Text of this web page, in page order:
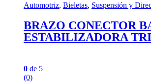
Automotriz, Bieletas, Suspensión y
BRAZO CONECTOR
ESTABILIZADORA
0 de 5
(0)